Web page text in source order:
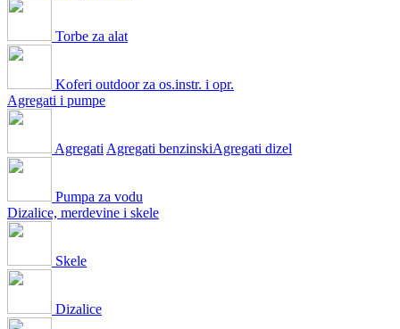
Torbe za alat
Koferi outdoor za os.instr. i opr.
Agregati i pumpe
Agregati Agregati benzinskiAgregati dizel
Pumpa za vodu
Dizalice, merdevine i skele
Skele
Dizalice